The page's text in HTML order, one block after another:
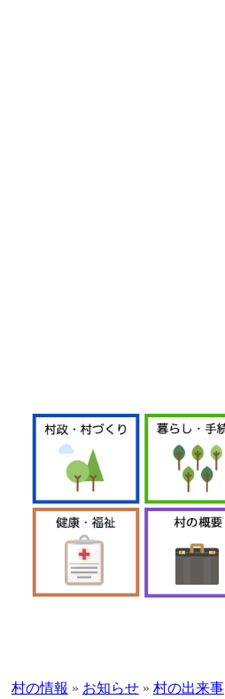
移村の情報 » お知らせ » 村の出来事